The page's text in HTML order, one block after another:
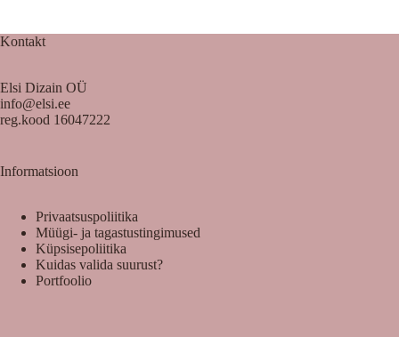
Kontakt
Elsi Dizain OÜ
info@elsi.ee
reg.kood 16047222
Informatsioon
Privaatsuspoliitika
Müügi- ja tagastustingimused
Küpsisepoliitika
Kuidas valida suurust?
Portfoolio